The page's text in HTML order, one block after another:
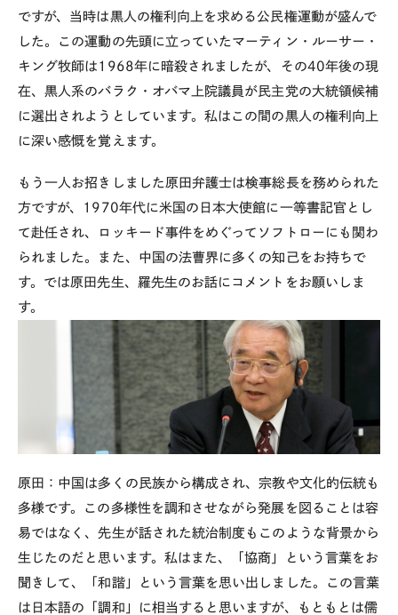
ですが、当時は黒人の権利向上を求める公民権運動が盛んで
した。この運動の先頭に立っていたマーティン・ルーサー・
キング牧師は1968年に暗殺されましたが、その40年後の現
在、黒人系のバラク・オバマ上院議員が民主党の大統領候補
に選出されようとしています。私はこの間の黒人の権利向上
に深い感慨を覚えます。
もう一人お招きしました原田弁護士は検事総長を務められた
方ですが、1970年代に米国の日本大使館に一等書記官とし
て赴任され、ロッキード事件をめぐってソフトローにも関わ
られました。また、中国の法曹界に多くの知己をお持ちで
す。では原田先生、羅先生のお話にコメントをお願いしま
す。
原田：中国は多くの民族から構成され、宗教や文化的伝統も
多様です。この多様性を調和させながら発展を図ることは容
易ではなく、先生が話された統治制度もこのような背景から
生じたのだと思います。私はまた、「協商」という言葉をお
聞きして、「和諧」という言葉を思い出しました。この言葉
は日本語の「調和」に相当すると思いますが、もともとは儒